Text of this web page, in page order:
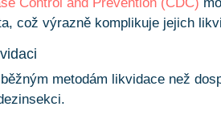
Control and Prevention (CDC)
což výrazně komplikuje jejich
metodám likvidace než